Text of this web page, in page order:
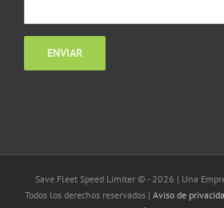
Save Fleet Speed Limiter © - 2026 | Una
Todos los derechos reservados | Aviso de